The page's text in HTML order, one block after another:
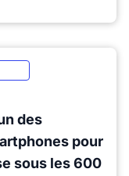
des
pour
sous les 600